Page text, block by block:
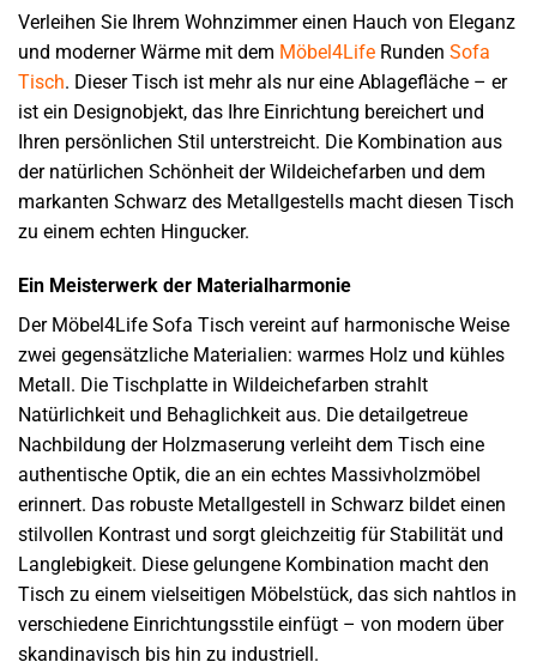
Verleihen Sie Ihrem Wohnzimmer einen Hauch von Eleganz
und moderner Wärme mit dem Möbel4Life Runden Sofa
Tisch. Dieser Tisch ist mehr als nur eine Ablagefläche – er
ist ein Designobjekt, das Ihre Einrichtung bereichert und
Ihren persönlichen Stil unterstreicht. Die Kombination aus
der natürlichen Schönheit der Wildeichefarben und dem
markanten Schwarz des Metallgestells macht diesen Tisch
zu einem echten Hingucker.
Ein Meisterwerk der Materialharmonie
Der Möbel4Life Sofa Tisch vereint auf harmonische Weise
zwei gegensätzliche Materialien: warmes Holz und kühles
Metall. Die Tischplatte in Wildeichefarben strahlt
Natürlichkeit und Behaglichkeit aus. Die detailgetreue
Nachbildung der Holzmaserung verleiht dem Tisch eine
authentische Optik, die an ein echtes Massivholzmöbel
erinnert. Das robuste Metallgestell in Schwarz bildet einen
stilvollen Kontrast und sorgt gleichzeitig für Stabilität und
Langlebigkeit. Diese gelungene Kombination macht den
Tisch zu einem vielseitigen Möbelstück, das sich nahtlos in
verschiedene Einrichtungsstile einfügt – von modern über
skandinavisch bis hin zu industriell.